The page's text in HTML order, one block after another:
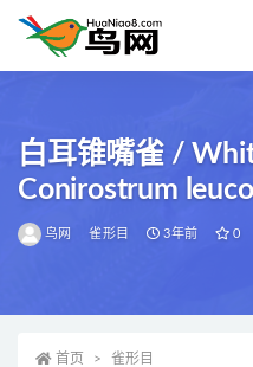
白耳锥嘴雀 /
Conirostrum
鸟网 雀形目 3年前 0
首页 雀形目